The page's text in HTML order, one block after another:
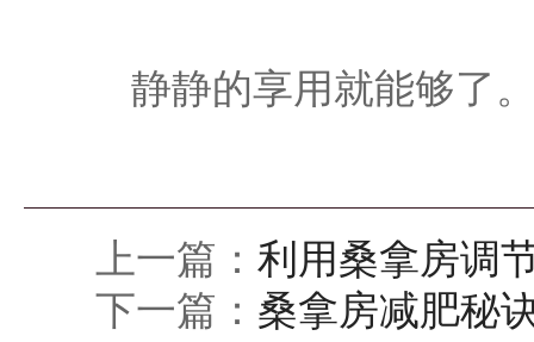
静静的享用就能够了
上一篇： 利用桑拿房调
下一篇： 桑拿房减肥秘